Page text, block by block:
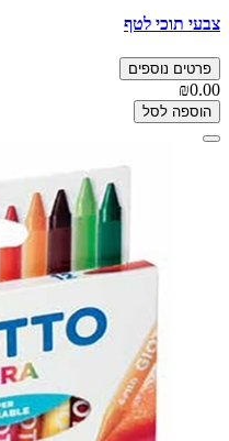
צבעי תוכי לטף
פרטים נוספים
₪0.00
הוספה לסל